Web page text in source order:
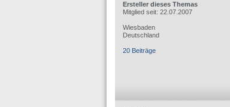
Ersteller dieses Themas
Mitglied seit: 22.07.2007
Wiesbaden
Deutschland
20 Beiträge